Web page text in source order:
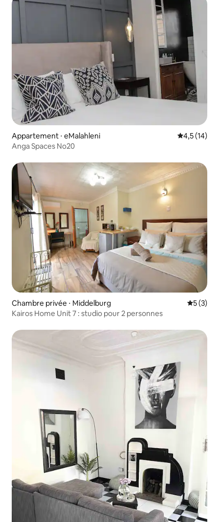
Appartement ⋅ eMalahleni Évaluation
4,5 (14)
Anga Spaces No20
Chambre privée ⋅ Middelburg
5 (3)
Kairos Home Unit 7 : studio pour 2 personnes